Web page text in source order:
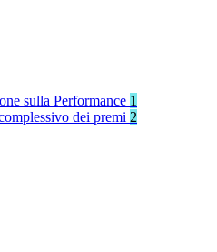
sulla Performance 1
dei premi 2